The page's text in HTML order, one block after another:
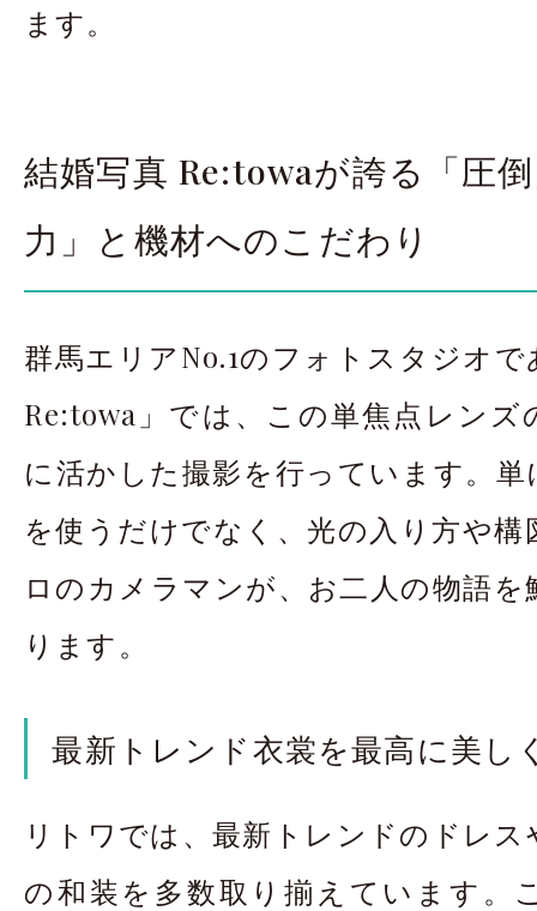
ます。
結婚写真 Re:towaが誇る「圧
力」と機材へのこだわり
群馬エリアNo.1のフォトスタジオ
Re:towa」では、この単焦点レンズ
に活かした撮影を行っています。単
を使うだけでなく、光の入り方や構
ロのカメラマンが、お二人の物語
ります。
最新トレンド衣裳を最高に美し
リトワでは、最新トレンドのドレ
の和装を多数取り揃えています。